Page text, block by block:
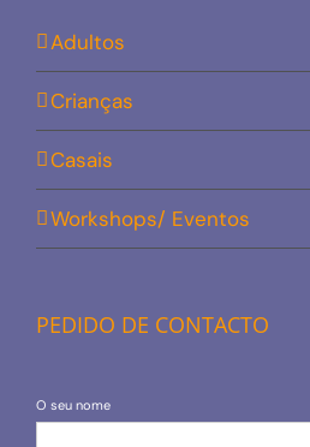
Adultos
Crianças
Casais
Workshops/ Eventos
PEDIDO DE CONTACTO
O seu nome